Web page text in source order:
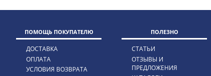
ПОМОЩЬ ПОКУПАТЕЛЮ
ДОСТАВКА
ОПЛАТА
УСЛОВИЯ ВОЗВРАТА
ПОЛЕЗНО
СТАТЬИ
ОТЗЫВЫ И
ПРЕДЛОЖЕНИЯ